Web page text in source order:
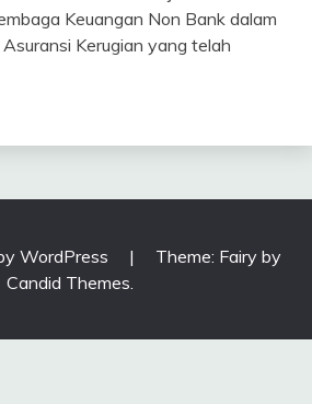
Keuangan Non Bank dalam
Kerugian yang telah
WordPress |
Theme: Fairy by
Candid Themes